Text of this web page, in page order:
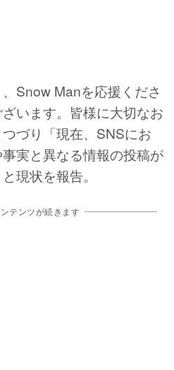
Snow Manを応援くださ
います。皆様に大切なお
づり「現在、SNSにお
実と異なる情報の投稿が
現状を報告。
テンツが続きます